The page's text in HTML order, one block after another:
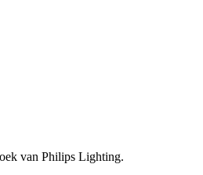
van Philips Lighting.